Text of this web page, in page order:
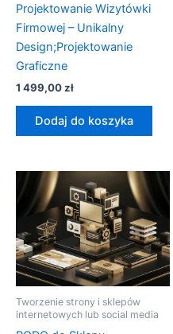
Projektowanie Wizytówki
Firmowej – Unikalny
Design;Projektowanie
Graficzne
1 499,00zł
Dodaj do koszyka
Tworzenie strony i sklepów
internetowych lub social media